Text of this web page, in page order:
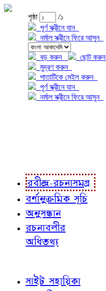
পৃষ্ঠা
/১
পূর্ণ স্ক্রীনে যান
নর্মাল স্ক্রীনে ফিরে আসুন
বড় করুন
ছোট করুন
মুদ্রণ করুন
পাতাটিকে মেইল করুন
পূর্ণ স্ক্রীনে যান
নর্মাল স্ক্রীনে ফিরে আসুন
রবীন্দ্র-রচনাসমগ্র
বর্ণানুক্রমিক সূচি
অনুসন্ধান
রচনাবলীর
অধিতথ্য
সাইট সহায়িকা